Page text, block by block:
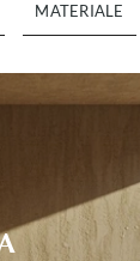
MATERIALE